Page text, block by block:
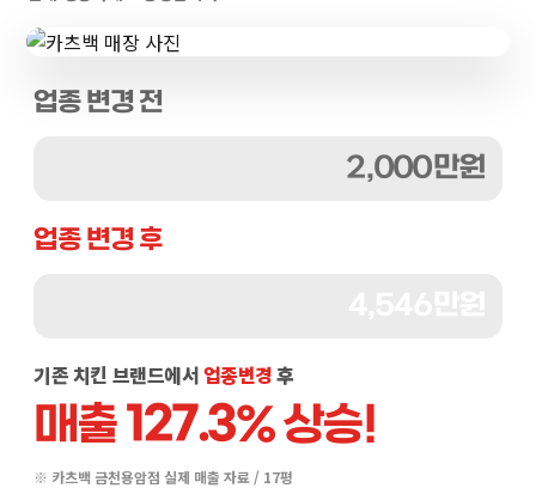
업종 변경 전
2,000만원
업종 변경 후
기존 치킨 브랜드에서업종변경후
매출127.3% 상승!
※ 카츠백 금천용암점 실제 매출 자료 / 17평
약속
하나
약속
셋